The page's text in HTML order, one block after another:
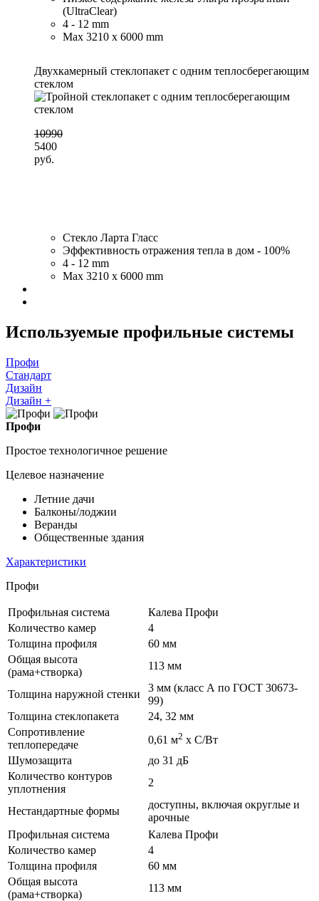
(UltraClear)
4 - 12 mm
Max 3210 x 6000 mm
Двухкамерный стеклопакет с одним теплосберегающим
стеклом
10990
5400
руб.
Стекло Ларта Гласс
Эффективность отражения тепла в дом - 100%
4 - 12 mm
Max 3210 x 6000 mm
Используемые профильные системы
Профи
Стандарт
Дизайн
Дизайн +
Профи
Простое технологичное решение
Целевое назначение
Летние дачи
Балконы/лоджии
Веранды
Общественные здания
Характеристики
Профи
Профильная система
Калева Профи
Количество камер
4
Толщина профиля
60 мм
Общая высота
(рама+створка)
113 мм
Толщина наружной стенки
3 мм (класс А по ГОСТ 30673-
99)
Толщина стеклопакета
24, 32 мм
Сопротивление
теплопередаче
0,61 м2 х С/Вт
Шумозащита
до 31 дБ
Количество контуров
уплотнения
2
Нестандартные формы
доступны, включая округлые и
арочные
Профильная система
Калева Профи
Количество камер
4
Толщина профиля
60 мм
Общая высота
(рама+створка)
113 мм